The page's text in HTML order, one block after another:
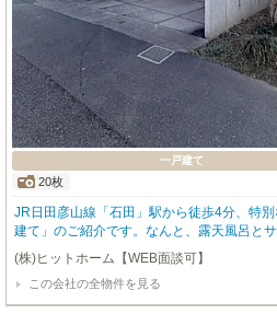
一戸建て
20枚
JR日田彦山線「石田」駅から徒歩4分、特
建て」のご紹介です。なんと、露天風呂と
ト気分！日頃の疲れを癒やし、心身ともに
叶います。広々とした239.52㎡の空間に、
ご家族皆様で快適にお過ごしいただけます
別はもちろん、ウォークインクローゼット
(株)ヒットホーム【WEB面談可】
この会社の全物件を見る